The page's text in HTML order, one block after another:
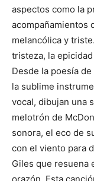
aspectos como la
acompañamientos
melancólica y
tristeza, la
Desde la poesía
la sublime
vocal, dibujan una
melotrón de
sonora, el eco de
con el viento para
Giles que resuena
orazón. Esta